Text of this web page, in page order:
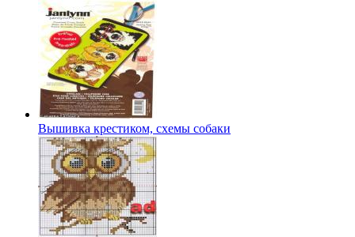
Вышивка крестиком, схемы собаки